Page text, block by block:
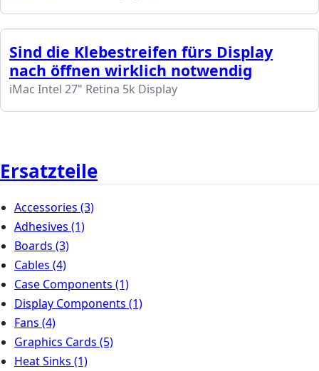
Sind die Klebestreifen fürs Display
nach öffnen wirklich notwendig
iMac Intel 27" Retina 5k Display
Ersatzteile
Accessories (3)
Adhesives (1)
Boards (3)
Cables (4)
Case Components (1)
Display Components (1)
Fans (4)
Graphics Cards (5)
Heat Sinks (1)